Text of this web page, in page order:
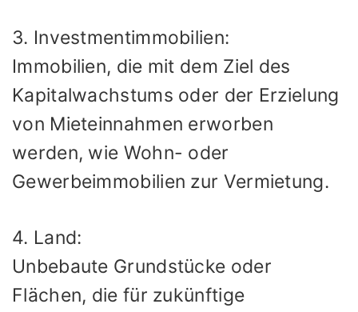
3. Investmentimmobilien:
Immobilien, die mit dem Ziel des
Kapitalwachstums oder der Erzielung
von Mieteinnahmen erworben
werden, wie Wohn- oder
Gewerbeimmobilien zur Vermietung.
4. Land:
Unbebaute Grundstücke oder
Flächen, die für zukünftige